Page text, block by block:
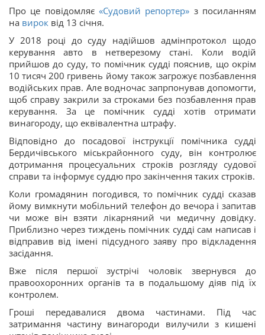
Про це повідомляє «Судовий репортер» з посиланням
на вирок від 13 січня.
У 2018 році до суду надійшов адмінпротокол щодо
керування авто в нетверезому стані. Коли водій
прийшов до суду, то помічник судді пояснив, що окрім
10 тисяч 200 гривень йому також загрожує позбавлення
водійських прав. Але водночас запрпонував допомогти,
щоб справу закрили за строками без позбавлення прав
керування. За це помічник судді хотів отримати
винагороду, що еквівалентна штрафу.
Відповідно до посадової інструкції помічника судді
Бердичівського міськрайонного суду, він контролює
дотримання процесуальних строків розгляду судової
справи та інформує суддю про закінчення таких строків.
Коли громадянин погодився, то помічник судді сказав
йому вимкнути мобільний телефон до вечора і запитав
чи може він взяти лікарняний чи медичну довідку.
Приблизно через тиждень помічник судді сам написав і
відправив від імені підсудного заяву про відкладення
засідання.
Вже після першої зустрічі чоловік звернувся до
правоохоронних органів та в подальшому діяв під їх
контролем.
Гроші передавалися двома частинами. Під час
затримання частину винагороди вилучили з кишені